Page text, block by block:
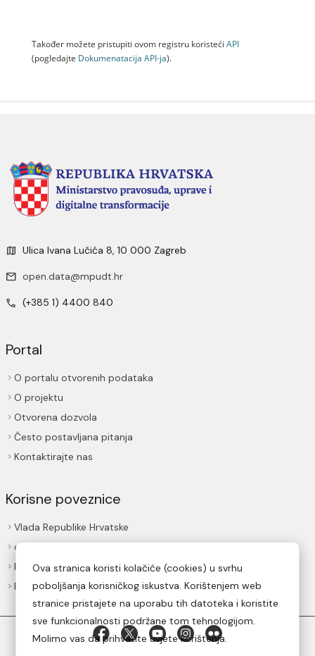
Također možete pristupiti ovom registru koristeći API
(pogledajte Dokumenаtаcijа API-jа).